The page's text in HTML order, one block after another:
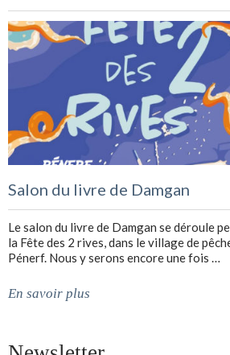
Salon du livre de Damgan
Le salon du livre de Damgan se déroule
la Fête des 2 rives, dans le village de
Pénerf. Nous y serons encore une fois …
En savoir plus